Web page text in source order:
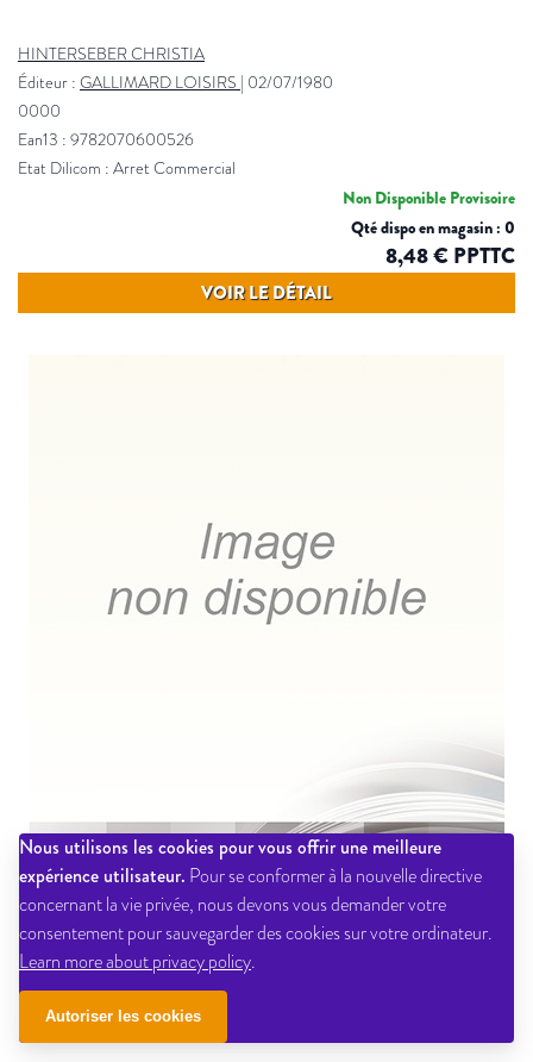
Nous utilisons les cookies pour vous offrir une meilleure
expérience utilisateur. Pour se conformer à la nouvelle directive
concernant la vie privée, nous devons vous demander votre
consentement pour sauvegarder des cookies sur votre ordinateur.
Learn more about privacy policy.
Autoriser les cookies
HINTERSEBER CHRISTIA
Éditeur : GALLIMARD LOISIRS | 02/07/1980
0000
Ean13 : 9782070600526
Etat Dilicom : Arret Commercial
Non Disponible Provisoire
Qté dispo en magasin : 0
8,48 € PPTTC
VOIR LE DÉTAIL
pilotes(les hirondelles de la manche - pilotes du havre)